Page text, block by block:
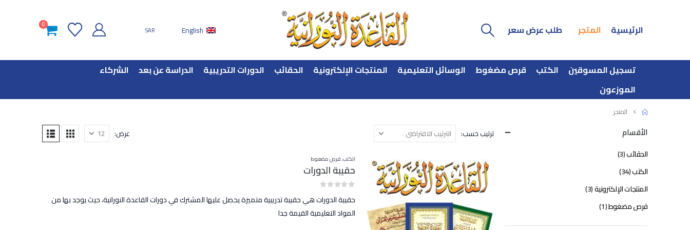
الرئيسية المتجر طلب عرض سعر English
SAR
0
تسجيل المسوقين الكتب قرص مضغوط الوسائل التعليمية المنتجات الإلكترونية الحقائب الدورات التدريبية الدراسة عن بعد
الشركاء
الموزعون
المتجر
ترتيب حسب: عرض:
الكتب,قرص مضغوط
حقيبة الدورات
حقيبة الدورات هي حقيبة تدريبية متميزة يحصل عليها المشترك في دورات القاعدة النورانية، حيث يوجد بها من
المواد التعليمية القيمة جدا
الأقسام
الحقائب(3)
الكتب(34)
المنتجات الإلكترونية(3)
قرص مضغوط(1)